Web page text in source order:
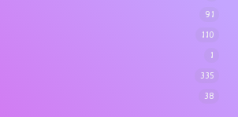
91
110
1
335
38